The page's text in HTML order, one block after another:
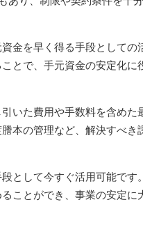
金を早く得る手段としての
とで、手元資金の安定化に
いた費用や手数料を含めた
本の管理など、解決すべき
として今すぐ活用可能です
ことができ、事業の安定に